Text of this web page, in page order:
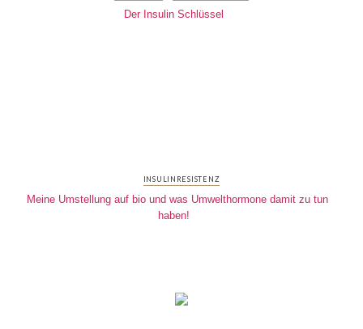
Der Insulin Schlüssel
INSULINRESISTENZ
Meine Umstellung auf bio und was Umwelthormone damit zu tun
haben!